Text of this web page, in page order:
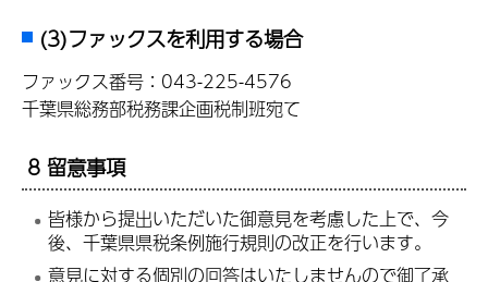
(3)ファックスを利用する場合
ファックス番号：043-225-4576
千葉県総務部税務課企画税制班宛て
8 留意事項
皆様から提出いただいた御意見を考慮した上で、今
後、千葉県県税条例施行規則の改正を行います。
意見に対する個別の回答はいたしませんので御了承